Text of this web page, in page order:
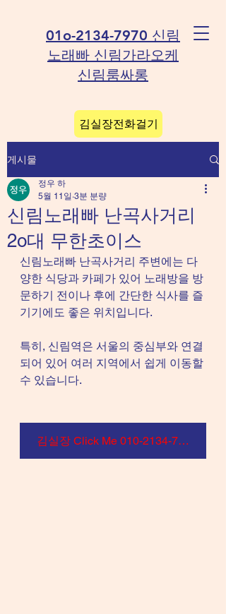
01o-2134-7970 신림
노래빠 신림가라오케
신림룸싸롱
김실장전화걸기
게시물
신림노래빠 난곡사거리
2o대 무한초이스
정우 하
5월 11일 3분 분량
신림노래빠 난곡사거리 주변에는 다
양한 식당과 카페가 있어 노래방을 방
문하기 전이나 후에 간단한 식사를 즐
기기에도 좋은 위치입니다.
특히, 신림역은 서울의 중심부와 연결
되어 있어 여러 지역에서 쉽게 이동할
수 있습니다.
김실장 Click Me 010-2134-7970